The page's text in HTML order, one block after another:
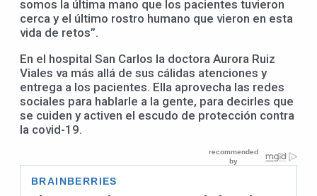
somos la última mano que los pacientes tuvieron
cerca y el último rostro humano que vieron en esta
vida de retos”.
En el hospital San Carlos la doctora Aurora Ruiz
Viales va más allá de sus cálidas atenciones y
entrega a los pacientes. Ella aprovecha las redes
sociales para hablarle a la gente, para decirles que
se cuiden y activen el escudo de protección contra
la covid-19.